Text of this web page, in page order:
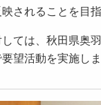
されることを目
ては、秋田県奥
望活動を実施しま